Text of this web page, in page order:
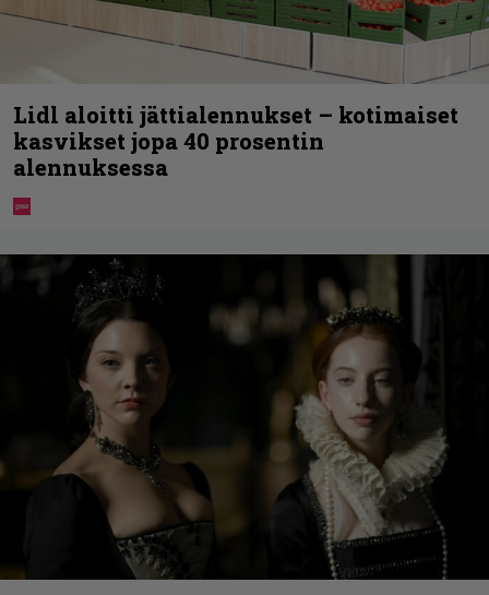
Lidl aloitti jättialennukset – kotimaiset
kasvikset jopa 40 prosentin
alennuksessa